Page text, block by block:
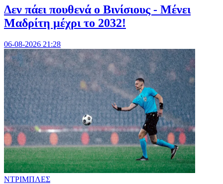
Δεν πάει πουθενά ο Βινίσιους - Μένει
Μαδρίτη μέχρι το 2032!
06-08-2026 21:28
ΝΤΡΙΜΠΛΕΣ